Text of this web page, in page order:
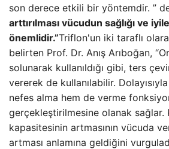
son derece etkili bir yöntemdir. ”
arttırılması vücudun sağlığı ve
önemlidir.”Triflon'un iki taraflı
belirten Prof. Dr. Anış Arıboğan,
solunarak kullanıldığı gibi, ters
vererek de kullanılabilir.
nefes alma hem de verme
gerçekleştirilmesine olanak sağlar.
kapasitesinin artmasının vücuda
artması anlamına geldiğini